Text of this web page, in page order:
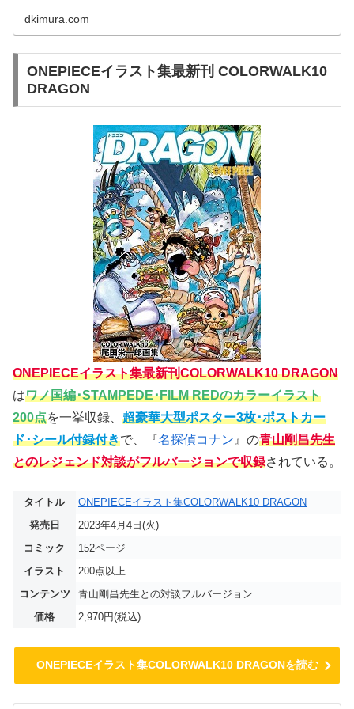
dkimura.com
ONEPIECEイラスト集最新刊 COLORWALK10
DRAGON
ONEPIECEイラスト集最新刊COLORWALK10 DRAGON
はワノ国編･STAMPEDE･FILM REDのカラーイラスト
200点を一挙収録、 超豪華大型ポスター3枚･ポストカー
ド･シール付録付きで、『名探偵コナン 』の青山剛昌先生
とのレジェンド対談がフルバージョンで収録されている。
タイトル
ONEPIECEイラスト集COLORWALK10 DRAGON
発売日
2023年4月4日(火)
コミック
152ページ
イラスト
200点以上
コンテンツ
青山剛昌先生との対談フルバージョン
価格
2,970円(税込)
ONEPIECEイラスト集COLORWALK10 DRAGONを読む